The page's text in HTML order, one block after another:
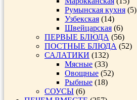
Румынская кухня (5)
Узбекская (14)
Швейцарская (6)
ПЕРВЫЕ БЛЮДА (56)
ПОСТНЫЕ БЛЮДА (52)
САЛАТИКИ (132)
Мясные (33)
Овощные (52)
Рыбные (18)
СОУСЫ (6)